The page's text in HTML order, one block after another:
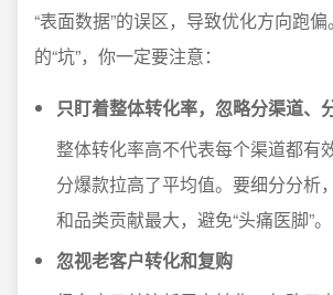
“表面数据”的误区，导致优化方向跑
的“坑”，你一定要注意：
只盯着整体转化率，忽略分渠道、
整体转化率高不代表每个渠道都有
分爆款拉高了平均值。要细分分析
和品类贡献最大，避免“头痛医脚”。
忽视老客户转化和复购